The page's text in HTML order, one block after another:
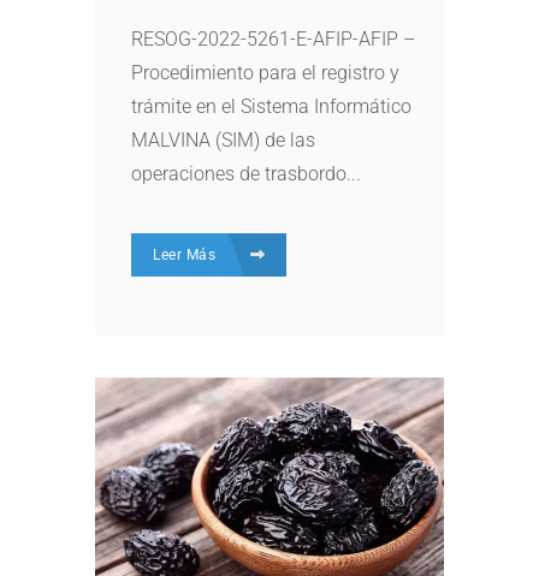
RESOG-2022-5261-E-AFIP-AFIP –
Procedimiento para el registro y
trámite en el Sistema Informático
MALVINA (SIM) de las
operaciones de trasbordo...
Leer Más